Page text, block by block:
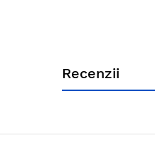
Recenzii